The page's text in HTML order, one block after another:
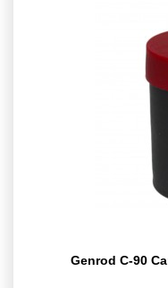
Genrod C-90